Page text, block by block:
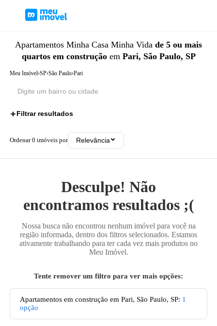
Apartamentos Minha Casa Minha Vida de 5 ou mais
quartos em construção em Pari, São Paulo, SP
Meu Imóvel›SP›São Paulo›Pari
Filtrar resultados
Ordenar0 imóveis por Relevância
Desculpe! Não
encontramos resultados ;(
Nossa busca não encontrou nenhum imóvel para você na
região informada, dentro dos filtros selecionados. Estamos
ativamente trabalhando para ter cada vez mais produtos no
Meu Imóvel.
Tente remover um filtro para ver mais opções:
Apartamentos em construção em Pari, São Paulo, SP: 1
opção